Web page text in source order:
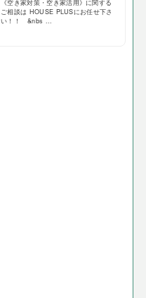
《空き家対策・空き家活用》に関する
ご相談は HOUSE PLUSにお任せ下さ
い！！ &nbs ...